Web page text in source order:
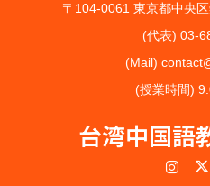
〒104-0061 東京都中央
(代表) 03-
(Mail)
(授業時間)
台湾中国語